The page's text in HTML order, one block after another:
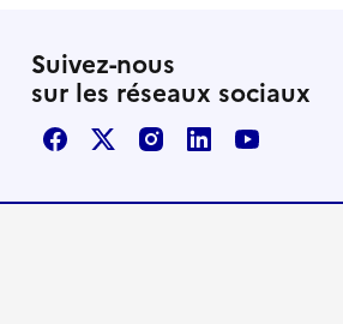
Suivez-nous
sur les réseaux sociaux
FacebookX / TwitterInstagram
LinkedInYoutube